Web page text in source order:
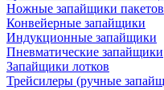
Ножные запайщики пакетов
Конвейерные запайщики
Индукционные запайщики
Пневматические запайщики
Запайщики лотков
Трейсилеры (ручные